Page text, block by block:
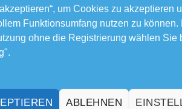
um Cookies zu akzeptieren
Funktionsumfang nutzen zu können.
ohne die Registrierung wählen Sie
ABLEHNEN